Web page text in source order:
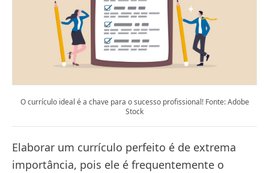
O currículo ideal é a chave para o sucesso profissional! Fonte: Adobe
Stock
Elaborar um currículo perfeito é de extrema
importância, pois ele é frequentemente o